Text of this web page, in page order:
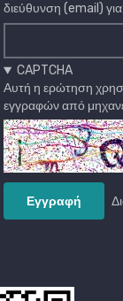
διεύθυνση (email) για
CAPTCHA
Αυτή η ερώτηση
εγγραφών από